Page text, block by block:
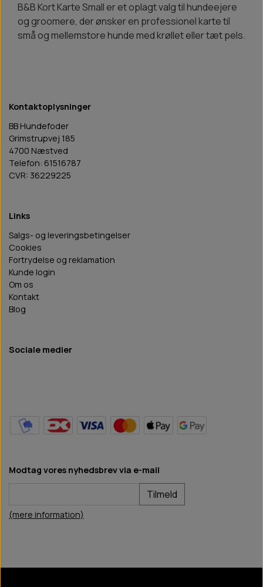
B&B Kort Karte Small er et oplagt valg til hundeejere
og groomere, der ønsker en professionel karte til
små og mellemstore hunde med krøllet eller tæt pels.
Kontaktoplysninger
BB Hundefoder
Grimstrupvej 185
4700 Næstved
Telefon: 61516787
CVR: 36229225
Links
Salgs- og leveringsbetingelser
Cookies
Fortrydelse og reklamation
Kunde login
Om os
Kontakt
Blog
Sociale medier
Modtag vores nyhedsbrev via e-mail
Tilmeld
(mere information)